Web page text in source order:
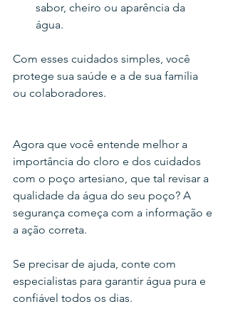
sabor, cheiro ou aparência da
água.
Com esses cuidados simples, você
protege sua saúde e a de sua família
ou colaboradores.
Agora que você entende melhor a
importância do cloro e dos cuidados
com o poço artesiano, que tal revisar a
qualidade da água do seu poço? A
segurança começa com a informação e
a ação correta.
Se precisar de ajuda, conte com
especialistas para garantir água pura e
confiável todos os dias.